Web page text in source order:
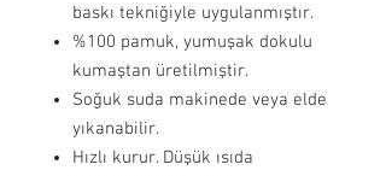
baskı tekniğiyle uygulanmıştır.
%100 pamuk, yumuşak dokulu
kumaştan üretilmiştir.
Soğuk suda makinede veya elde
yıkanabilir.
Hızlı kurur. Düşük ısıda